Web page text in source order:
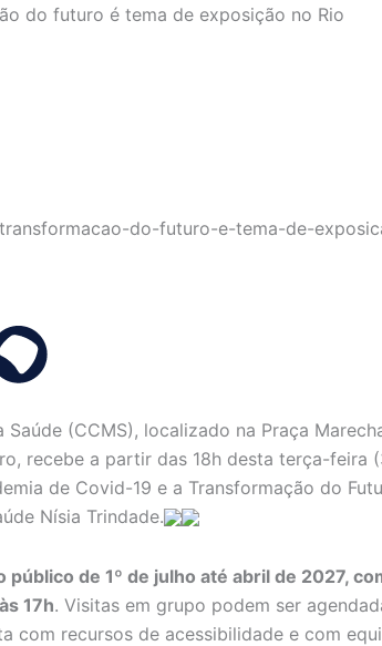
do futuro é tema de exposição no Rio
(CCMS), localizado na Praça
recebe a partir das 18h desta terça-feira
de Covid-19 e a Transformação do
Nísia Trindade.
de 1º de julho até abril de 2027,
17h. Visitas em grupo podem ser
com recursos de acessibilidade e com